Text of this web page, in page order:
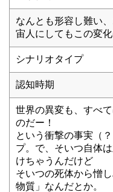
なんとも形容し難い
宙人にしてもこの変
シナリオタイプ
認知時期
世界の異変も、すべ
のだー！
という衝撃の事実（
プ。で、そいつ自体
けちゃうんだけど
そいつの死体から憎
物質」なんだとか。